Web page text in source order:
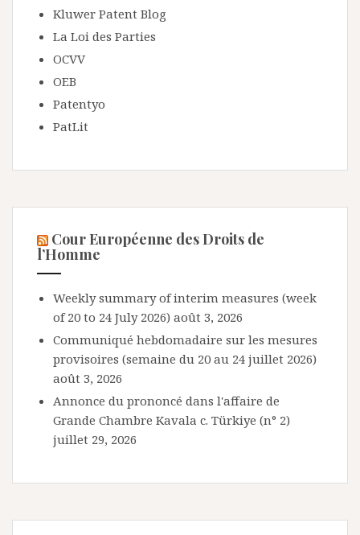
Kluwer Patent Blog
La Loi des Parties
OCVV
OEB
Patentyo
PatLit
Cour Européenne des Droits de
l’Homme
Weekly summary of interim measures (week
of 20 to 24 July 2026) août 3, 2026
Communiqué hebdomadaire sur les mesures
provisoires (semaine du 20 au 24 juillet 2026)
août 3, 2026
Annonce du prononcé dans l'affaire de
Grande Chambre Kavala c. Türkiye (n° 2)
juillet 29, 2026